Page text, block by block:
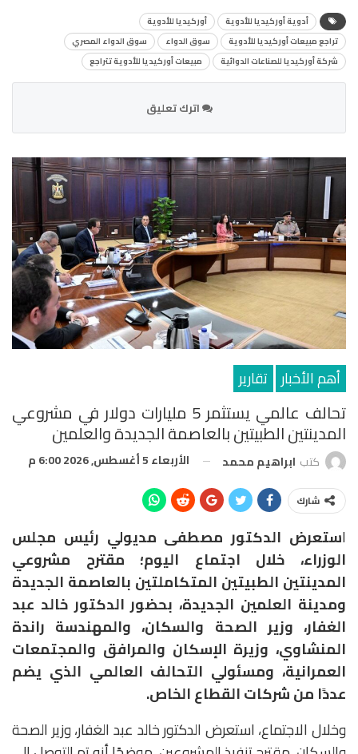
أدوية أوركيديا للأدوية
أوركيديا للأدوية
تراجع مبيعات أوركيديا للأدوية
سوق الدواء
سوق الدواء المصري
شركة أوركيديا للصناعات الدوائية
مبيعات أوركيديا للأدوية تتراجع
اترك تعليق
أهم الأخبار تقارير
تحالف عالمي يستثمر 5 مليارات دولار في مشروعي
المدينتين الطبيتين بالعاصمة الجديدة والعلمين
كتب ابراهيم محمد الأربعاء 5 أغسطس, 2026 6:00 م
شارك
استعرض الدكتور مصطفى مديولي رئيس مجلس
الوزراء، خلال اجتماع اليوم؛ مقترح مشروعي
المدينتين الطبيتين المتكاملتين بالعاصمة الجديدة
ومدينة العلمين الجديدة، بحضور الدكتور خالد عبد
الغفار، وزير الصحة والسكان، والمهندسة راندة
المنشاوي، وزيرة الإسكان والمرافق والمجتمعات
العمرانية، ومسئولي التحالف العالمي الذي يضم
عددًا من شركات القطاع الخاص.
وخلال الاجتماع، استعرض الدكتور خالد عبد الغفار، وزير الصحة